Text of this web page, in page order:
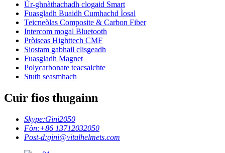
Ùr-ghnàthachadh clogaid Smart
Fuasgladh Buaidh Cumhachd Ìosal
Teicneòlas Composite & Carbon Fiber
Intercom mogal Bluetooth
Pròiseas Highttech CMF
Siostam gabhail clisgeadh
Fuasgladh Magnet
Polycarbonate teacsaichte
Stuth seasmhach
Cuir fios thugainn
Skype:Gini2050
Fòn:+86 13712032050
Post-d:gini@vitalhelmets.com